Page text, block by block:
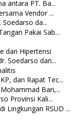
antara PT. Ba...
Vendor ...
da...
Pakai Sab...
dan Hipertensi
Soedarso dan...
dan Rapat Tec...
Bari,...
Provinsi Kali...
Lingkungan RSUD ...